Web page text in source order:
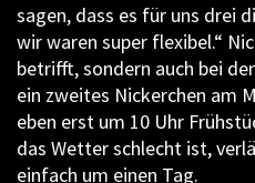
sagen, dass es für uns drei
wir waren super flexibel.“
betrifft, sondern auch bei
ein zweites Nickerchen am
eben erst um 10 Uhr
das Wetter schlecht ist,
einfach um einen Tag.